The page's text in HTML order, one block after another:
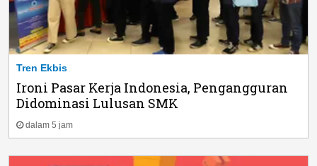
Tren Ekbis
Ironi Pasar Kerja Indonesia, Pengangguran
Didominasi Lulusan SMK
dalam 5 jam